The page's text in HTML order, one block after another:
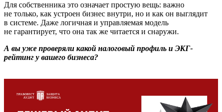
Для собственника это означает простую вещь: важно
не только, как устроен бизнес внутри, но и как он выглядит
в системе. Даже логичная и управляемая модель
не гарантирует, что она так же читается и снаружи.
А вы уже проверяли какой налоговый профиль и ЭКГ-
рейтинг у вашего бизнеса?